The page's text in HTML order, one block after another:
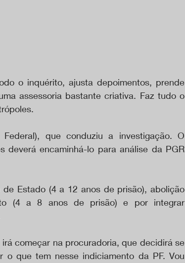
o inquérito, ajusta depoimentos, prende
assessoria bastante criativa. Faz tudo o
que conduziu a investigação. O
deverá encaminhá-lo para análise da PGR
Estado (4 a 12 anos de prisão), abolição
(4 a 8 anos de prisão) e por integrar
começar na procuradoria, que decidirá se
o que tem nesse indiciamento da PF. Vou